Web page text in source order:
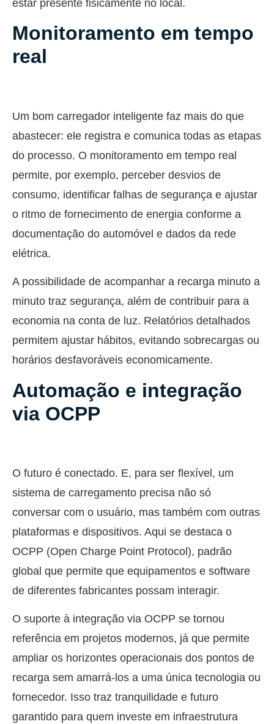
estar presente fisicamente no local.
Monitoramento em tempo
real
Um bom carregador inteligente faz mais do que
abastecer: ele registra e comunica todas as etapas
do processo. O monitoramento em tempo real
permite, por exemplo, perceber desvios de
consumo, identificar falhas de segurança e ajustar
o ritmo de fornecimento de energia conforme a
documentação do automóvel e dados da rede
elétrica.
A possibilidade de acompanhar a recarga minuto a
minuto traz segurança, além de contribuir para a
economia na conta de luz. Relatórios detalhados
permitem ajustar hábitos, evitando sobrecargas ou
horários desfavoráveis economicamente.
Automação e integração
via OCPP
O futuro é conectado. E, para ser flexível, um
sistema de carregamento precisa não só
conversar com o usuário, mas também com outras
plataformas e dispositivos. Aqui se destaca o
OCPP (Open Charge Point Protocol), padrão
global que permite que equipamentos e software
de diferentes fabricantes possam interagir.
O suporte à integração via OCPP se tornou
referência em projetos modernos, já que permite
ampliar os horizontes operacionais dos pontos de
recarga sem amarrá-los a uma única tecnologia ou
fornecedor. Isso traz tranquilidade e futuro
garantido para quem investe em infraestrutura